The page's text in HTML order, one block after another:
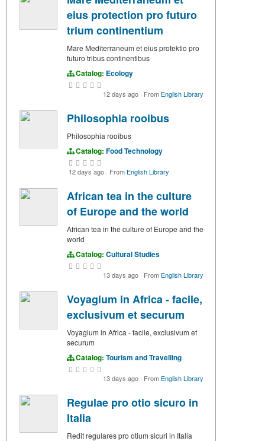
eius protection pro futuro
trium continentium
Mare Mediterraneum et eius protektio pro
futuro tribus continentibus
Catalog: Ecology
12 days ago · From English Library
Philosophia rooibus
Philosophia rooibus
Catalog: Food Technology
12 days ago · From English Library
African tea in the culture
of Europe and the world
African tea in the culture of Europe and the
world
Catalog: Cultural Studies
13 days ago · From English Library
Voyagium in Africa - facile,
exclusivum et securum
Voyagium in Africa - facile, exclusivum et
securum
Catalog: Tourism and Travelling
13 days ago · From English Library
Regulae pro otio sicuro in
Italia
Redit regulares pro otium sicuri in Italia